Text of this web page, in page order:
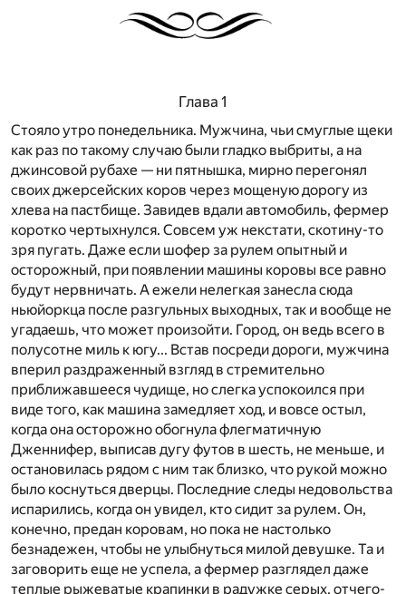
Глава 1
Стояло утро понедельника. Мужчина, чьи смуглые щеки
как раз по такому случаю были гладко выбриты, а на
джинсовой рубахе — ни пятнышка, мирно перегонял
своих джерсейских коров через мощеную дорогу из
хлева на пастбище. Завидев вдали автомобиль, фермер
коротко чертыхнулся. Совсем уж некстати, скотину-то
зря пугать. Даже если шофер за рулем опытный и
осторожный, при появлении машины коровы все равно
будут нервничать. А ежели нелегкая занесла сюда
ньюйоркца после разгульных выходных, так и вообще не
угадаешь, что может произойти. Город, он ведь всего в
полусотне миль к югу... Встав посреди дороги, мужчина
вперил раздраженный взгляд в стремительно
приближавшееся чудище, но слегка успокоился при
виде того, как машина замедляет ход, и вовсе остыл,
когда она осторожно обогнула флегматичную
Дженнифер, выписав дугу футов в шесть, не меньше, и
остановилась рядом с ним так близко, что рукой можно
было коснуться дверцы. Последние следы недовольства
испарились, когда он увидел, кто сидит за рулем. Он,
конечно, предан коровам, но пока не настолько
безнадежен, чтобы не улыбнуться милой девушке. Та и
заговорить еще не успела, а фермер разглядел даже
теплые рыжеватые крапинки в радужке серых, отчего-